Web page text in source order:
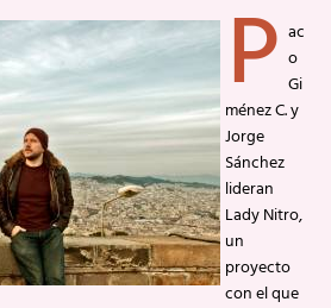
P ac
o
Gi
ménez C. y
Jorge
Sánchez
lideran
Lady Nitro,
un
proyecto
con el que